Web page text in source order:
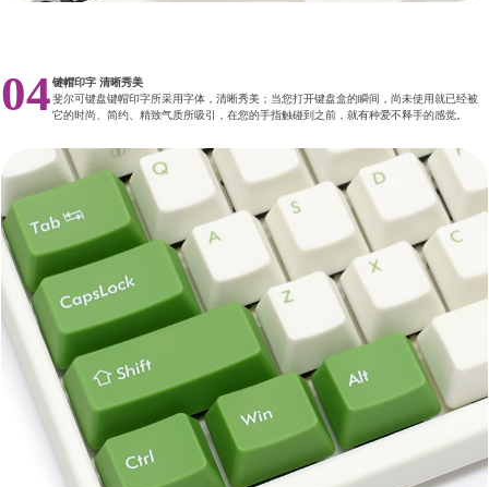
04键帽印字 清晰秀美
斐尔可键盘键帽印字所采用字体，清晰秀美；当您打开键盘盒的瞬间，尚未使用就已经被
它的时尚、简约、精致气质所吸引，在您的手指触碰到之前，就有种爱不释手的感觉。